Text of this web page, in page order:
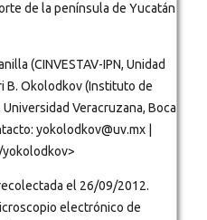
de la península de Yucatán
(CINVESTAV-IPN, Unidad
B. Okolodkov (Instituto de
Veracruzana, Boca
yokolodkov@uv.mx |
el 26/09/2012.
electrónico de